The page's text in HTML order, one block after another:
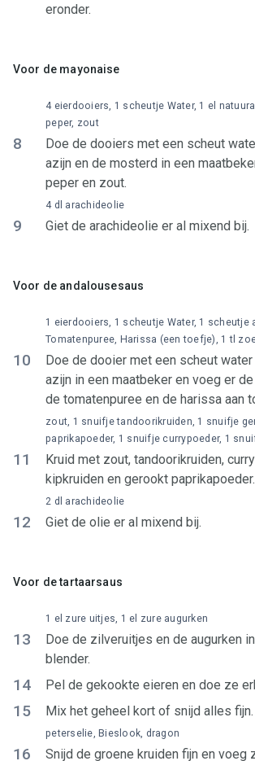
eronder.
Voor de mayonaise
8
Doe de dooiers met een scheut
azijn en de mosterd in een
peper en zout.
4 eierdooiers, 1 scheutje Water, 1 el
peper, zout
9 Giet de arachideolie er al mixend bij.
4 dl arachideolie
Voor de andalousesaus
10
Doe de dooier met een scheut
azijn in een maatbeker en voeg er
de tomatenpuree en de harissa aan
1 eierdooiers, 1 scheutje Water, 1 scheutje
Tomatenpuree, Harissa (een toefje), 1 tl
11
Kruid met zout, tandoorikruiden,
kipkruiden en gerookt paprikapoeder.
zout, 1 snuifje tandoorikruiden, 1 snuifje
paprikapoeder, 1 snuifje currypoeder, 1
12 Giet de olie er al mixend bij.
2 dl arachideolie
Voor de tartaarsaus
13
Doe de zilveruitjes en de augurken
blender.
1 el zure uitjes, 1 el zure augurken
14 Pel de gekookte eieren en doe ze
15 Mix het geheel kort of snijd alles fijn.
16 Snijd de groene kruiden fijn en voeg
peterselie, Bieslook, dragon